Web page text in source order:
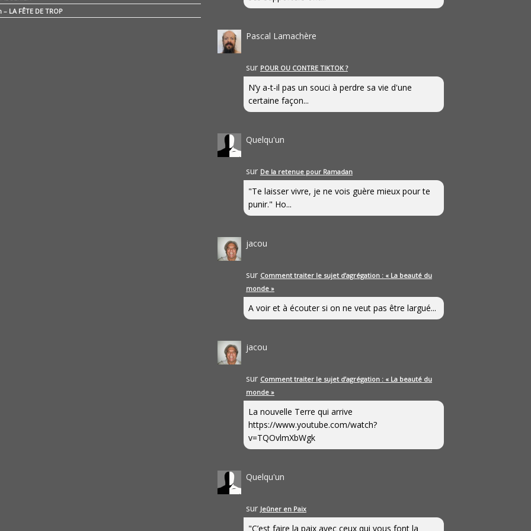
LA FÊTE DE TROP
Pascal Lamachère
sur POUR OU CONTRE TIKTOK ?
N’y a-t-il pas un souci à perdre sa vie d'une
certaine façon...
Quelqu'un
sur De la retenue pour Ramadan
"Te laisser vivre, je ne vois guère mieux pour te
punir." Ho...
jacou
sur Comment traiter le sujet d’agrégation : « La beauté du
monde »
A voir et à écouter si on ne veut pas être largué...
jacou
sur Comment traiter le sujet d’agrégation : « La beauté du
monde »
La nouvelle Terre qui arrive
https://www.youtube.com/watch?
v=TQOvlmXbWgk
Quelqu'un
sur Jeûner en Paix
"C’est faire la paix avec ceux qui vous font la